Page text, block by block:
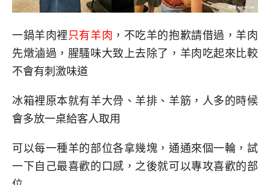
一鍋羊肉裡 只有羊肉 ，不吃羊的抱歉請借過，羊肉
先燉滷過，腥騷味大致上去除了，羊肉吃起來比較
不會有刺激味道
冰箱裡原本就有羊大骨、羊排、羊筋，人多的時候
會多放一桌給客人取用
可以每一種羊的部位各拿幾塊，通通來個一輪，試
一下自己最喜歡的口感，之後就可以專攻喜歡的部